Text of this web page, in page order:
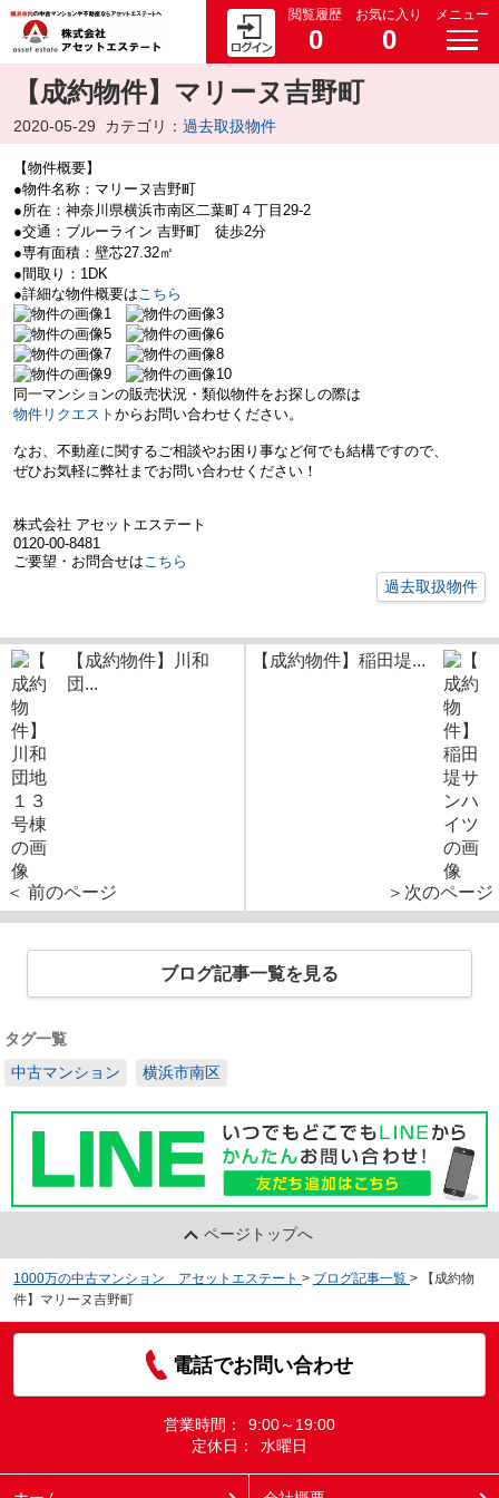
閲覧履歴
0
お気に入り
0
メニュー
【成約物件】マリーヌ吉野町
2020-05-29 カテゴリ： 過去取扱物件
【物件概要】
●物件名称：マリーヌ吉野町
●所在：神奈川県横浜市南区二葉町４丁目29-2
●交通：ブルーライン 吉野町 徒歩2分
●専有面積：壁芯27.32㎡
●間取り：1DK
●詳細な物件概要はこちら
同一マンションの販売状況・類似物件をお探しの際は
物件リクエスト からお問い合わせください。
なお、不動産に関するご相談やお困り事など何でも結構ですので、
ぜひお気軽に弊社までお問い合わせください！
株式会社 アセットエステート
0120-00-8481
ご要望・お問合せはこちら
過去取扱物件
【成約物件】川和
団...
＜ 前のページ
【成約物件】稲田堤...
＞次のページ
ブログ記事一覧を見る
タグ一覧
中古マンション
横浜市南区
ページトップへ
1000万の中古マンション アセットエステート > ブログ記事一覧 >
【成約物
件】マリーヌ吉野町
電話でお問い合わせ
営業時間：
9:00～19:00
定休日：
水曜日